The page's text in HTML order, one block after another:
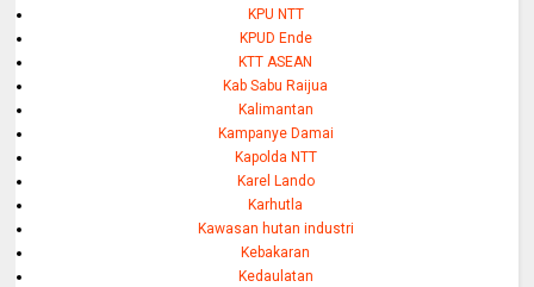
KPU NTT
KPUD Ende
KTT ASEAN
Kab Sabu Raijua
Kalimantan
Kampanye Damai
Kapolda NTT
Karel Lando
Karhutla
Kawasan hutan industri
Kebakaran
Kedaulatan